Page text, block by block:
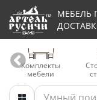
МЕБЕЛЬ
Комплекты
мебели